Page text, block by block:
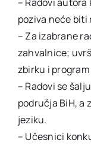
poziva neće biti
– Za izabrane
zahvalnice;
zbirku i
– Radovi se
područja BiH, a
jeziku.
– Učesnici